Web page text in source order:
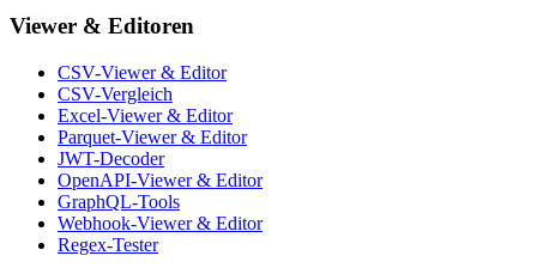
Viewer & Editoren
CSV-Viewer & Editor
CSV-Vergleich
Excel-Viewer & Editor
Parquet-Viewer & Editor
JWT-Decoder
OpenAPI-Viewer & Editor
GraphQL-Tools
Webhook-Viewer & Editor
Regex-Tester